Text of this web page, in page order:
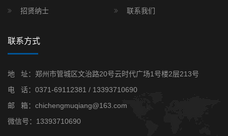
招贤纳士
联系我们
联系方式
地 址：郑州市管城区文治路20号云时代广场1号楼2层213号
电 话： 0371-69112381 / 13393710690
邮 箱：chichengmuqiang@163.com
微信号：13393710690